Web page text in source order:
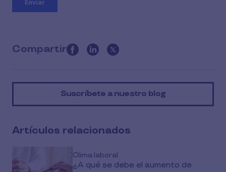
Compartir
this
on
Suscríbete a nuestro blog
Artículos relacionados
Clima laboral
¿A qué se debe el aumento de